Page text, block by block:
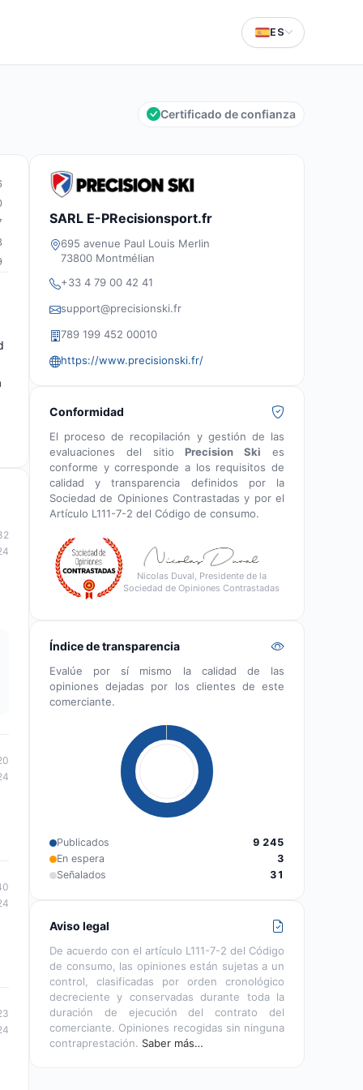
ES
Certificado de confianza
SARL E-PRecisionsport.fr
695 avenue Paul Louis Merlin
73800 Montmélian
+33 4 79 00 42 41
support@precisionski.fr
789 199 452 00010
https://www.precisionski.fr/
Conformidad
El proceso de recopilación y gestión de las
evaluaciones del sitioPrecision Ski es
conforme y corresponde a los requisitos de
calidad y transparencia definidos por la
Sociedad de Opiniones Contrastadas y por el
Artículo L111-7-2 del Código de consumo.
Nicolas Duval, Presidente de la
Sociedad de Opiniones Contrastadas
Índice de transparencia
Evalúe por sí mismo la calidad de las
opiniones dejadas por los clientes de este
comerciante.
Publicados
9 245
En espera
3
Señalados
31
Aviso legal
De acuerdo con el artículo L111-7-2 del Código
de consumo, las opiniones están sujetas a un
control, clasificadas por orden cronológico
decreciente y conservadas durante toda la
duración de ejecución del contrato del
comerciante. Opiniones recogidas sin ninguna
contraprestación. Saber más…